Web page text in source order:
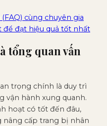
cùng chuyên gia
để đạt hiệu quả tốt nhất
tổng quan vấn
trọng chính là duy trì
vận hành xung quanh.
hoạt có tốt đến đâu,
cấp trang bị nhân